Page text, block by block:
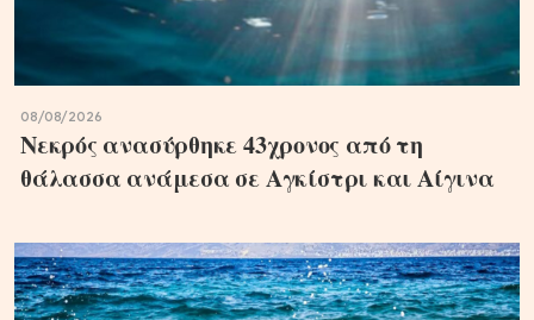
08/08/2026
Νεκρός ανασύρθηκε 43χρονος από τη
θάλασσα ανάμεσα σε Αγκίστρι και Αίγινα